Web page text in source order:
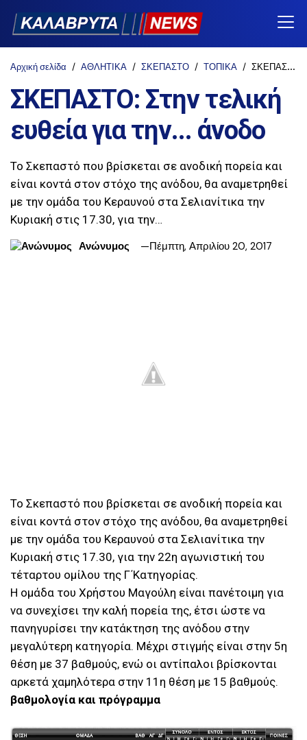
Αρχική σελίδα ΑΘΛΗΤΙΚΑ ΣΚΕΠΑΣΤΟ ΤΟΠΙΚΑ ΣΚΕΠΑΣΤΟ: Στην τελική ευθεία για την... άνοδο
ΣΚΕΠΑΣΤΟ: Στην τελική
ευθεία για την... άνοδο
Το Σκεπαστό που βρίσκεται σε ανοδική πορεία και
είναι κοντά στον στόχο της ανόδου, θα αναμετρηθεί
με την ομάδα του Κεραυνού στα Σελιανίτικα την
Κυριακή στις 17.30, για την…
Ανώνυμος
Πέμπτη, Απριλίου 20, 2017
Το Σκεπαστό που βρίσκεται σε ανοδική πορεία και
είναι κοντά στον στόχο της ανόδου, θα αναμετρηθεί
με την ομάδα του Κεραυνού στα Σελιανίτικα την
Κυριακή στις 17.30, για την 22η αγωνιστική του
τέταρτου ομίλου της Γ΄Κατηγορίας.
Η ομάδα του Χρήστου Μαγούλη είναι πανέτοιμη για
να συνεχίσει την καλή πορεία της, έτσι ώστε να
πανηγυρίσει την κατάκτηση της ανόδου στην
μεγαλύτερη κατηγορία. Μέχρι στιγμής είναι στην 5η
θέση με 37 βαθμούς, ενώ οι αντίπαλοι βρίσκονται
αρκετά χαμηλότερα στην 11η θέση με 15 βαθμούς.
βαθμολογία και πρόγραμμα